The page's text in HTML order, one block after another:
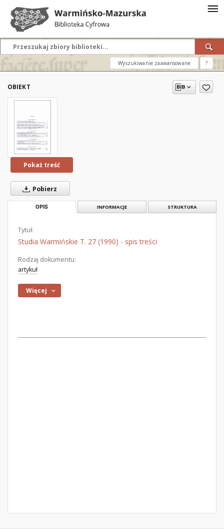
Wyszukiwanie zaawansowane ?
OBIEKT
Pokaż treść
Pobierz
OPIS INFORMACJE STRUKTURA
Tytuł:
Studia Warmińskie T. 27 (1990) - spis treści
Rodzaj dokumentu:
artykuł
Więcej